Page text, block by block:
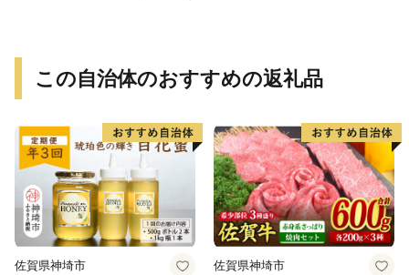
この自治体のおすすめの返礼品
佐賀県神埼市 佐賀県神埼市